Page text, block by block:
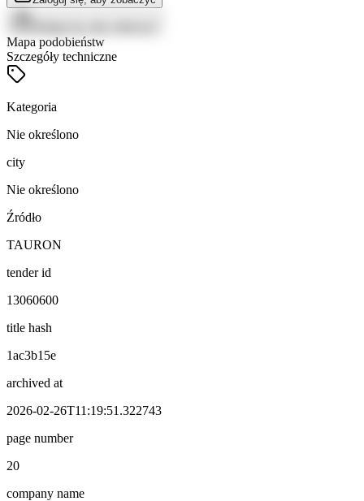
Mapa podobieństw
Szczegóły techniczne
Kategoria
Nie określono
city
Nie określono
Źródło
TAURON
tender id
13060600
title hash
1ac3b15e
archived at
2026-02-26T11:19:51.322743
page number
20
company name